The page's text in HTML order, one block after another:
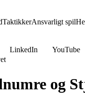
TaktikkerAnsvarligt spil
LinkedIn YouTube
og